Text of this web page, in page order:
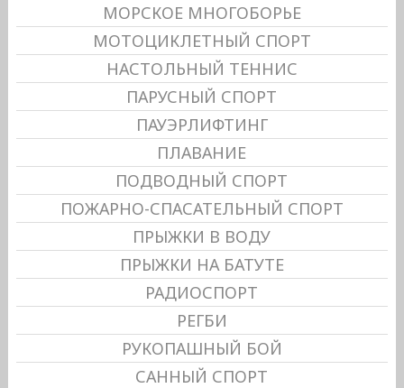
МОРСКОЕ МНОГОБОРЬЕ
МОТОЦИКЛЕТНЫЙ СПОРТ
НАСТОЛЬНЫЙ ТЕННИС
ПАРУСНЫЙ СПОРТ
ПАУЭРЛИФТИНГ
ПЛАВАНИЕ
ПОДВОДНЫЙ СПОРТ
ПОЖАРНО-СПАСАТЕЛЬНЫЙ СПОРТ
ПРЫЖКИ В ВОДУ
ПРЫЖКИ НА БАТУТЕ
РАДИОСПОРТ
РЕГБИ
РУКОПАШНЫЙ БОЙ
САННЫЙ СПОРТ